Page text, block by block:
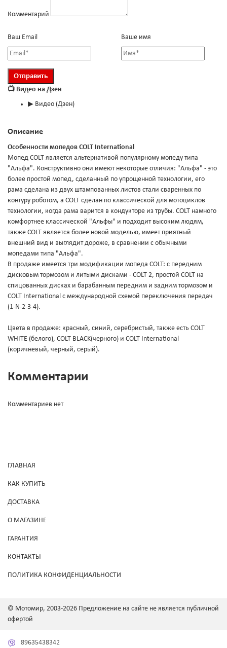
Комментарий
Ваш Email Ваше имя
📺 Видео на Дзен
▶ Видео (Дзен)
Описание
Особенности мопедов COLT International
Мопед COLT является альтернативой популярному мопеду типа
"Альфа". Конструктивно они имеют некоторые отличия: "Альфа" - это
более простой мопед, сделанный по упрощенной технологии, его
рама сделана из двух штампованных листов стали сваренных по
контуру роботом, а COLT сделан по классической для мотоциклов
технологии, когда рама варится в кондукторе из трубы. COLT намного
комфортнее классической "Альфы" и подходит высоким людям,
также COLT является более новой моделью, имеет приятный
внешний вид и выглядит дороже, в сравнении с обычными
мопедами типа "Альфа".
В продаже имеется три модификации мопеда COLT: с передним
дисковым тормозом и литыми дисками - COLT 2, простой COLT на
спицованных дисках и барабанным передним и задним тормозом и
COLT International с международной схемой переключения передач
(1-N-2-3-4).
Цвета в продаже: красный, синий, серебристый, также есть COLT
WHITE (белого), COLT BLACK(черного) и COLT International
(коричневый, черный, серый).
Комментарии
Комментариев нет
ГЛАВНАЯ
КАК КУПИТЬ
ДОСТАВКА
О МАГАЗИНЕ
ГАРАНТИЯ
КОНТАКТЫ
ПОЛИТИКА КОНФИДЕНЦИАЛЬНОСТИ
© Мотомир, 2003-2026 Предложение на сайте не является публичной
офертой
89635438342